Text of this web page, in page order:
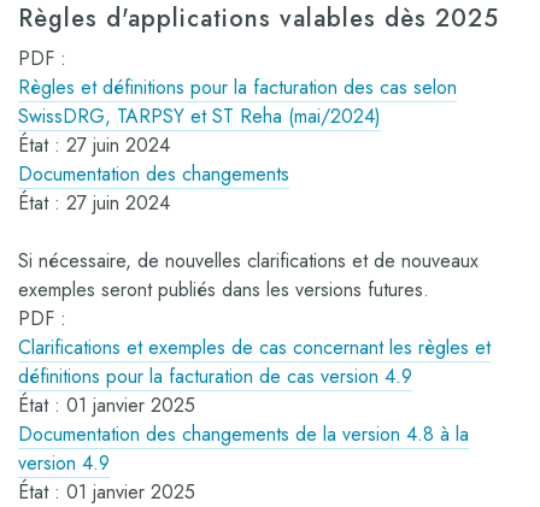
Règles d'applications valables dès 2025
PDF :
Règles et définitions pour la facturation des cas selon
SwissDRG, TARPSY et ST Reha (mai/2024)
État : 27 juin 2024
Documentation des changements
État : 27 juin 2024
Si nécessaire, de nouvelles clarifications et de nouveaux
exemples seront publiés dans les versions futures.
PDF :
Clarifications et exemples de cas concernant les règles et
définitions pour la facturation de cas version 4.9
État : 01 janvier 2025
Documentation des changements de la version 4.8 à la
version 4.9
État : 01 janvier 2025